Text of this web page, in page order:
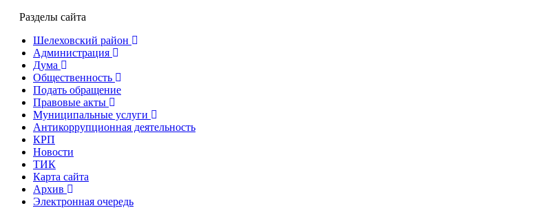
Разделы сайта
Шелеховский район
Администрация
Дума
Общественность
Подать обращение
Правовые акты
Муниципальные услуги
Антикоррупционная деятельность
КРП
Новости
ТИК
Карта сайта
Архив
Электронная очередь